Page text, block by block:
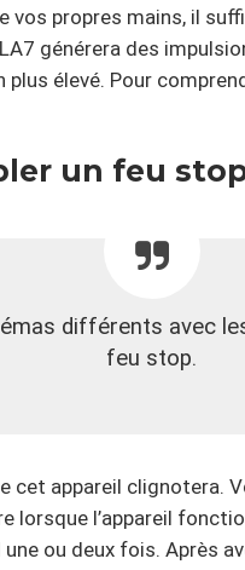
vos propres mains, il
générera des
plus élevé. Pour
un feu
différents avec
feu stop.
cet appareil clignotera.
lorsque l’appareil
une ou deux fois. Après